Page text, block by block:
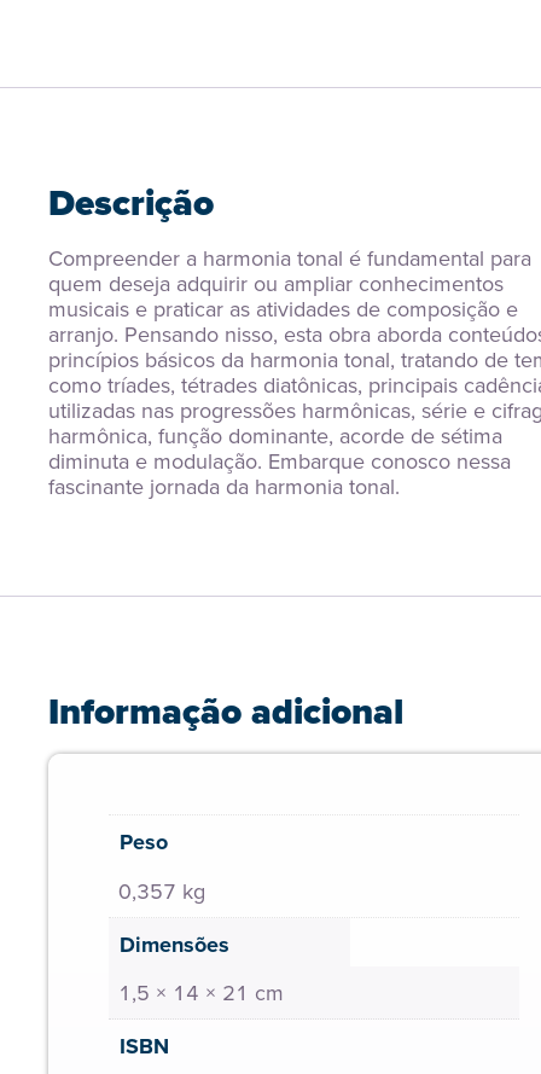
Descrição
Compreender a harmonia tonal é fundamental para
quem deseja adquirir ou ampliar conhecimentos
musicais e praticar as atividades de composição e
arranjo. Pensando nisso, esta obra aborda
princípios básicos da harmonia tonal, tratando de
como tríades, tétrades diatônicas, principais
utilizadas nas progressões harmônicas, série e
harmônica, função dominante, acorde de sétima
diminuta e modulação. Embarque conosco nessa
fascinante jornada da harmonia tonal.
Informação adicional
Peso
0,357 kg
Dimensões
1,5 × 14 × 21 cm
ISBN